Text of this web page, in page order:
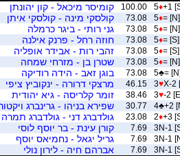
5♦+1
100.00 קומיסר מיכאל - קון יהונתן
5♦= [N]
73.08 קולסקי מינה - קולסקי איתן
5♦= [N]
73.08 גני רותי - ביגר כרמלה
5♦= [S]
73.08 חוזה רחל - פרנק אילנה
5♦= [S]
73.08 זהבי רות - אבידר אופליה
5♦= [N]
73.08 שטרן בן - מזרחי שמחה
5♣=
73.08 בוגן זאב - הידה רודיקה
3♥X-2
46.15 מרצקי דרורה - ינקוביץ ציפי
3♥-2
38.46 זומר קלריסה - גיא יהודית
4♣+2
30.77 שפירא בניהו - גרינברג
2♦+3
23.08 גולדברג דני - גולדברג תמרה
3N-1
7.69 קורן עינת - בר יוסף לוסי
3N-1
7.69 גריל יגאל - נחמיאס יוסף
3N-1
7.69 אברהם חיה - לירון נולי